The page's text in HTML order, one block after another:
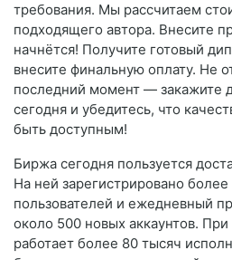
требования. Мы рассчитаем
подходящего автора. Внесите
начнётся! Получите готовый
внесите финальную оплату. Не
последний момент — закажите
сегодня и убедитесь, что
быть доступным!
Биржа сегодня пользуется
На ней зарегистрировано
пользователей и ежедневный
около 500 новых аккаунтов.
работает более 80 тысяч